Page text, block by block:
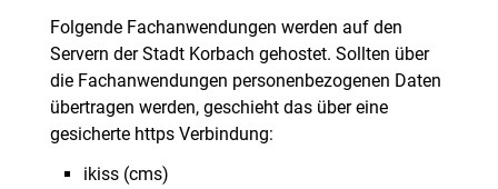
Folgende Fachanwendungen werden auf den
Servern der Stadt Korbach gehostet. Sollten über
die Fachanwendungen personenbezogenen Daten
übertragen werden, geschieht das über eine
gesicherte https Verbindung:
ikiss (cms)